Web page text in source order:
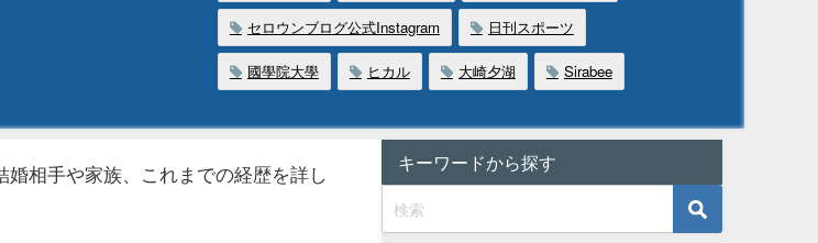
セロウンブログ公式Instagram 日刊スポーツ
國學院大學 ヒカル 大崎夕湖 Sirabee
婚相手や家族、これまでの経歴を詳し
キーワードから探す